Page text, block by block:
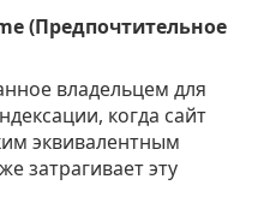
(Предпочтительное
владельцем для
когда сайт
эквивалентным
затрагивает эту